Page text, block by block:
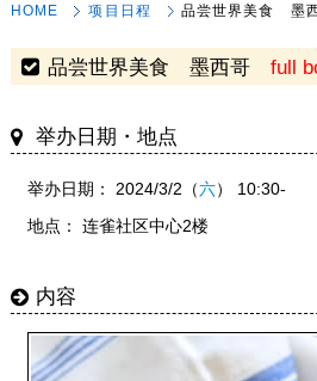
HOME 项目日程 品尝世界美食
品尝世界美食 墨西哥full
举办日期・地点
举办日期： 2024/3/2（六） 10:30-
地点： 连雀社区中心2楼
内容